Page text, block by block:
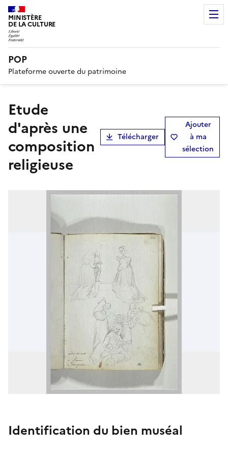
MINISTÈRE
DE LA CULTURE
POP
Plateforme ouverte du patrimoine
Etude
d'après une
composition
religieuse
Télécharger
Ajouter
à ma
sélection
Identification du bien muséal